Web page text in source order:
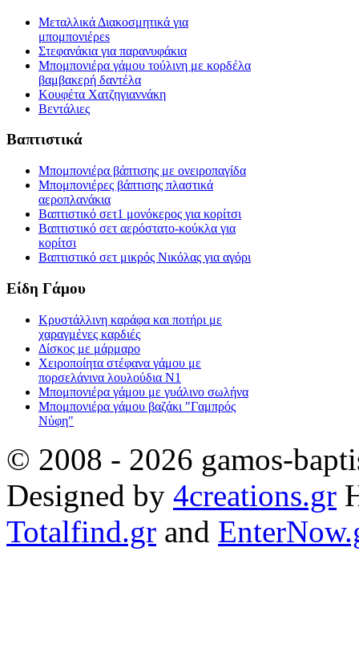
Μεταλλικά Διακοσμητικά για
μπομπονιέρεs
Στεφανάκια για παρανυφάκια
Μπομπονιέρα γάμου τούλινη με κορδέλα
βαμβακερή δαντέλα
Κουφέτα Χατζηγιαννάκη
Βεντάλιες
Βαπτιστικά
Μπομπονιέρα βάπτισης με ονειροπαγίδα
Μπομπονιέρες βάπτισης πλαστικά
αεροπλανάκια
Βαπτιστικό σετ1 μονόκερος για κορίτσι
Βαπτιστικό σετ αερόστατο-κούκλα για
κορίτσι
Βαπτιστικό σετ μικρός Νικόλας για αγόρι
Είδη Γάμου
Κρυστάλλινη καράφα και ποτήρι με
χαραγμένες καρδιές
Δίσκος με μάρμαρο
Χειροποίητα στέφανα γάμου με
πορσελάνινα λουλούδια Ν1
Μπομπονιέρα γάμου με γυάλινο σωλήνα
Μπομπονιέρα γάμου βαζάκι "Γαμπρός
Νύφη"
© 2008 - 2026 gamos-
Designed by 4creations.gr
Totalfind.gr and